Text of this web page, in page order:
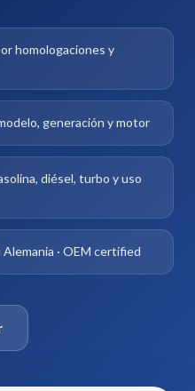
homologaciones y
generación y motor
diésel, turbo y uso
Alemania · OEM certified